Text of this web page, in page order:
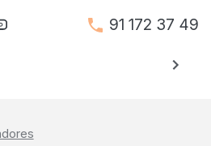
91 172 37 49